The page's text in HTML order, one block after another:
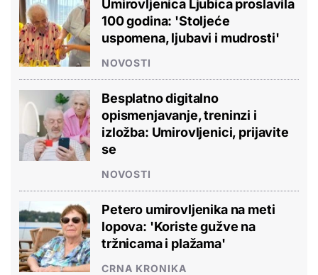
Umirovljenica Ljubica proslavila
100 godina: 'Stoljeće
uspomena, ljubavi i mudrosti'
NOVOSTI
Besplatno digitalno
opismenjavanje, treninzi i
izložba: Umirovljenici, prijavite
se
NOVOSTI
Petero umirovljenika na meti
lopova: 'Koriste gužve na
tržnicama i plažama'
CRNA KRONIKA